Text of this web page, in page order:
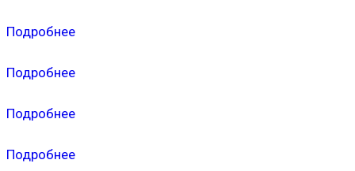
Подробнее
Подробнее
Подробнее
Подробнее